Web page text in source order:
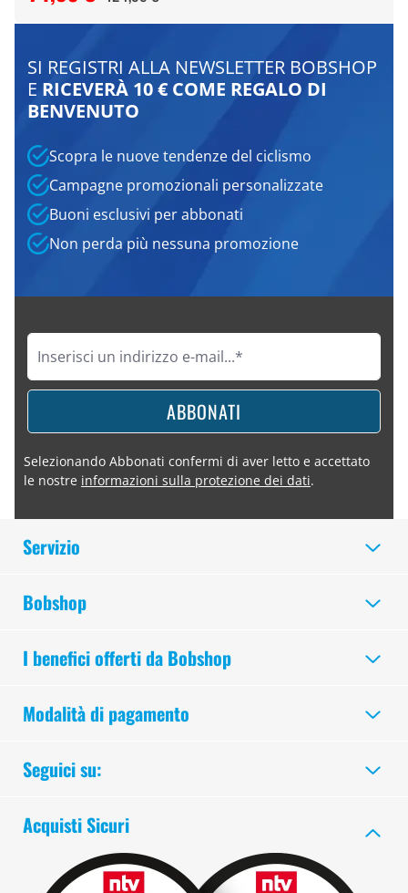
SI REGISTRI ALLA NEWSLETTER BOBSHOP
E RICEVERÀ 10 € COME REGALO DI
BENVENUTO
Scopra le nuove tendenze del ciclismo
Campagne promozionali personalizzate
Buoni esclusivi per abbonati
Non perda più nessuna promozione
ABBONATI
Selezionando Abbonati confermi di aver letto e accettato
le nostre informazioni sulla protezione dei dati.
Servizio
Bobshop
I benefici offerti da Bobshop
Modalità di pagamento
Seguici su:
Acquisti Sicuri